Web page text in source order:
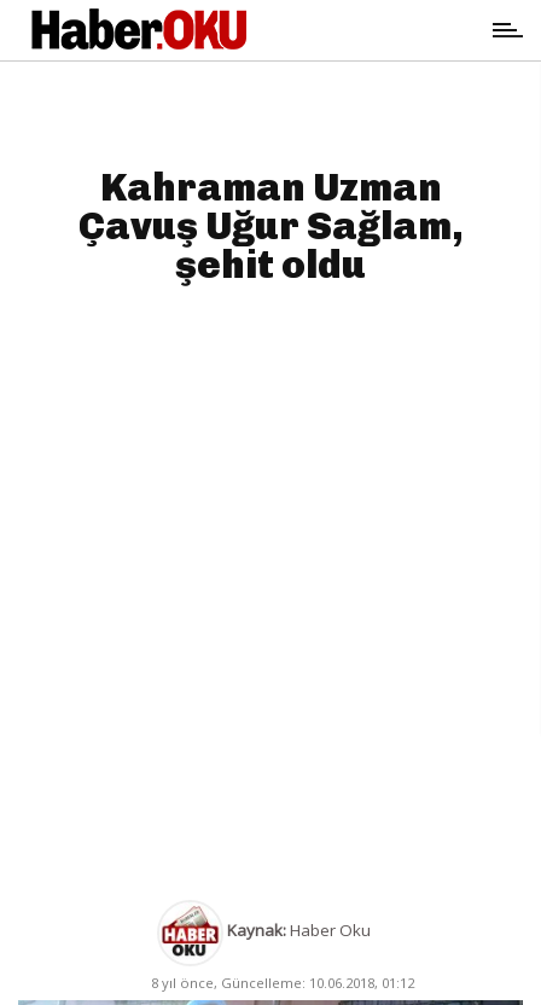
Kahraman Uzman
Çavuş Uğur Sağlam,
şehit oldu
Kaynak:Haber Oku
8 yıl önce, Güncelleme: 10.06.2018, 01:12